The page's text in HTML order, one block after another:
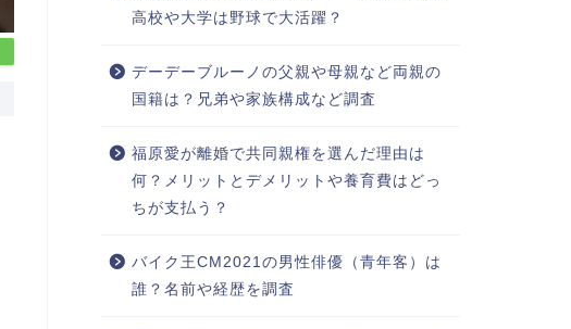
高校や大学は野球で大活躍？
デーデーブルーノの父親や母親など両親の
国籍は？兄弟や家族構成など調査
福原愛が離婚で共同親権を選んだ理由は
何？メリットとデメリットや養育費はどっ
ちが支払う？
バイク王CM2021の男性俳優（青年客）は
誰？名前や経歴を調査